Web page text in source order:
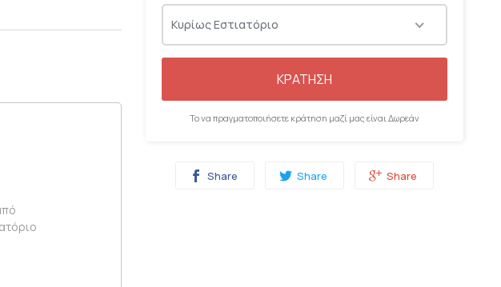
Κυρίως Εστιατόριο
ΚΡΑΤΗΣΗ
Το να πραγματοποιήσετε κράτηση μαζί μας είναι Δωρεάν
Share Share Share